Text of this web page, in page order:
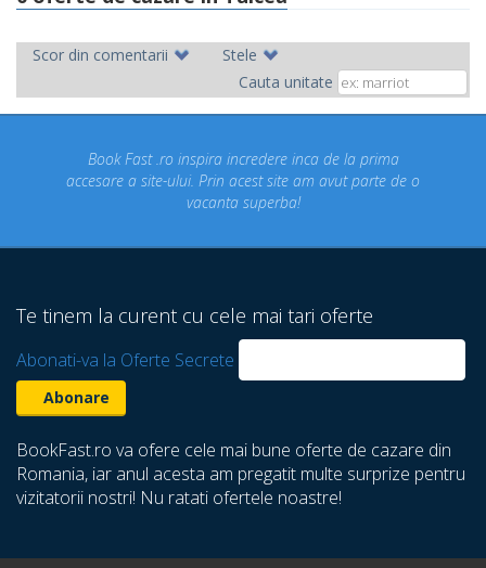
Scor din comentarii
Stele
Cauta unitate
Fast .ro inspira incredere inca de la prima
a site-ului. Prin acest site am avut parte de o
vacanta superba!
Te tinem la curent cu cele mai tari oferte
Abonati-va la Oferte Secrete
BookFast.ro va ofere cele mai bune oferte de cazare din
Romania, iar anul acesta am pregatit multe surprize pentru
vizitatorii nostri! Nu ratati ofertele noastre!